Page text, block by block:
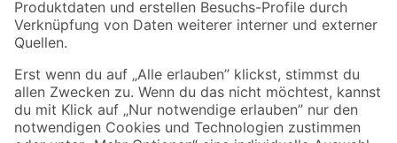
Sicher einkaufen
Jetzt die toom-App herunterladen